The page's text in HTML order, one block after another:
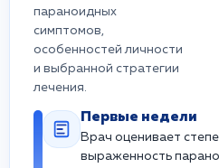
параноидных
симптомов,
особенностей личности
и выбранной стратегии
лечения.
Первые недели
Врач оценивает
выраженность